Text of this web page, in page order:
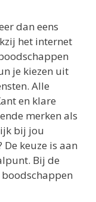
dan eens
het internet
je kiezen uit
Alle
en klare
merken als
bij jou
keuze is aan
Bij de